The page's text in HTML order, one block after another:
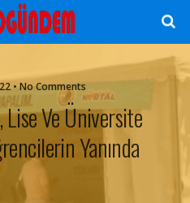
• No Comments
Ve Üniversite
Yanında